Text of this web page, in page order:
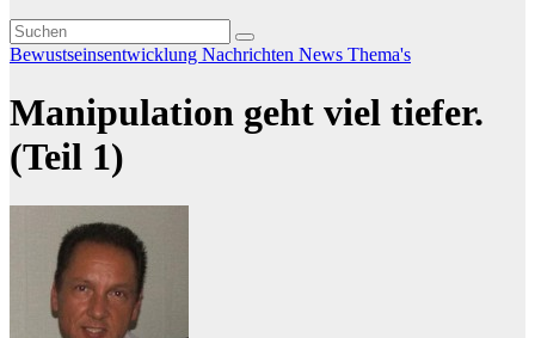
Bewustseinsentwicklung Nachrichten News Thema's
Manipulation geht viel tiefer.
(Teil 1)